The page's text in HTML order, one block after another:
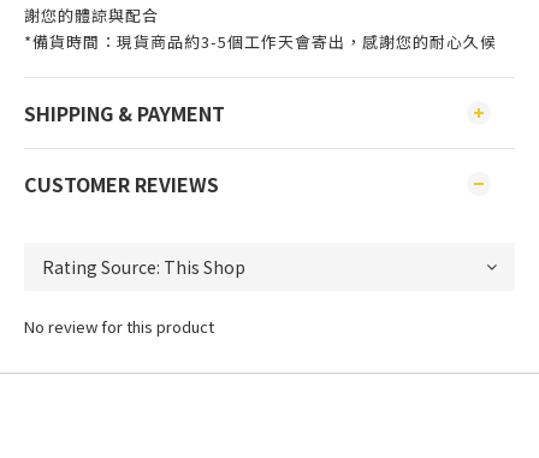
謝您的體諒與配合
*備貨時間：現貨商品約3-5個工作天會寄出，感謝您的耐心久候
SHIPPING & PAYMENT
CUSTOMER REVIEWS
No review for this product